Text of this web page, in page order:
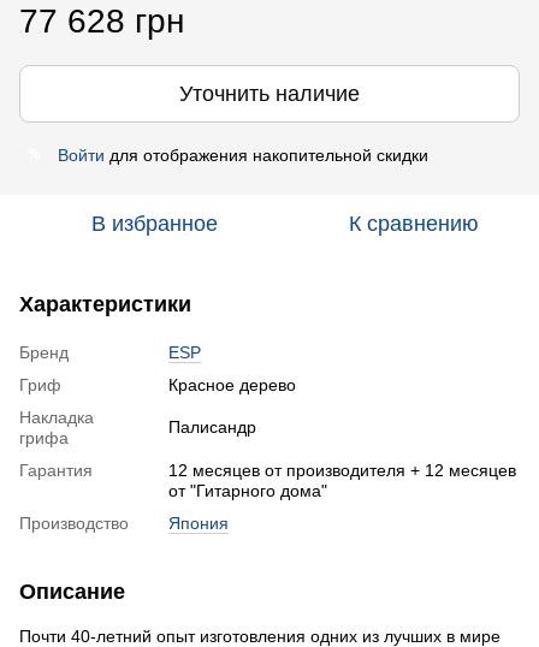
77 628 грн
Уточнить наличие
Войти для отображения накопительной скидки
В избранное К сравнению
Характеристики
Бренд
ESP
Гриф
Красное дерево
Накладка
грифа
Палисандр
Гарантия
12 месяцев от производителя + 12 месяцев
от "Гитарного дома"
Производство
Япония
Описание
Почти 40-летний опыт изготовления одних из лучших в мире